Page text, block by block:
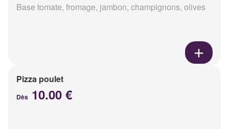
Base tomate, fromage, jambon, champignons, olives
Pizza poulet
Dès 10.00 €